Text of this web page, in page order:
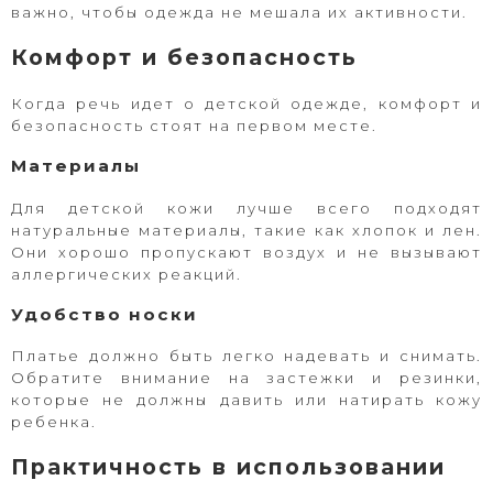
важно, чтобы одежда не мешала их активности.
Комфорт и безопасность
Когда речь идет о детской одежде, комфорт и
безопасность стоят на первом месте.
Материалы
Для детской кожи лучше всего подходят
натуральные материалы, такие как хлопок и лен.
Они хорошо пропускают воздух и не вызывают
аллергических реакций.
Удобство носки
Платье должно быть легко надевать и снимать.
Обратите внимание на застежки и резинки,
которые не должны давить или натирать кожу
ребенка.
Практичность в использовании